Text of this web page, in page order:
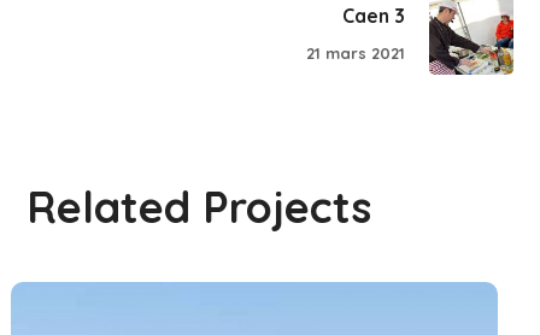
Caen 3
21 mars 2021
Related Projects